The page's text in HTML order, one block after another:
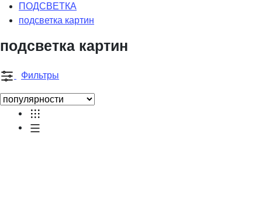
ПОДСВЕТКА
подсветка картин
подсветка картин
Фильтры